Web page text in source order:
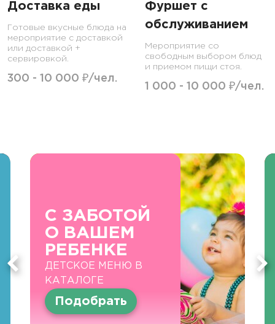
Доставка еды
Готовые вкусные блюда на
мероприятие с доставкой
или доставкой +
сервировкой.
300 - 10 000 ₽/чел.
Фуршет с
обслуживанием
Мероприятие со
свободным выбором блюд
и приемом пищи стоя.
1 000 - 10 000 ₽/чел.
С ЗАБОТОЙ
О ВАШЕМ
РЕБЕНКЕ
ДЕТСКОЕ МЕНЮ В
КАТАЛОГЕ
Подобрать